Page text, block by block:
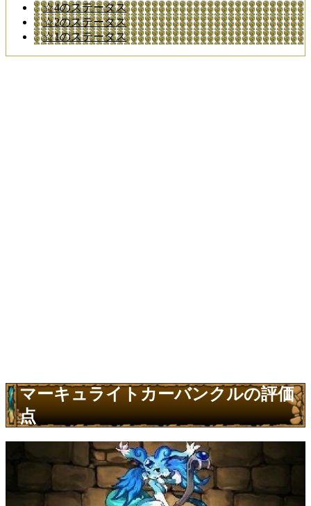
☆4のステータス
☆2のステータス
☆1のステータス
マーキュライトカーバンクルの評価
点